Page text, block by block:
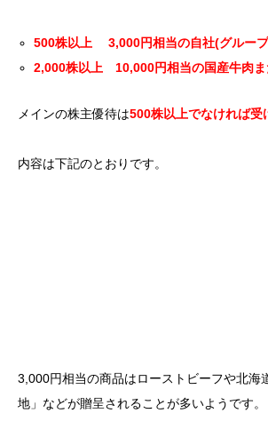
500株以上 3,000円相当の自社(グルー
2,000株以上 10,000円相当の国産牛肉ま
メインの株主優待は500株以上でなければ受
内容は下記のとおりです。
3,000円相当の商品はローストビーフや北海
地」などが贈呈されることが多いようです。